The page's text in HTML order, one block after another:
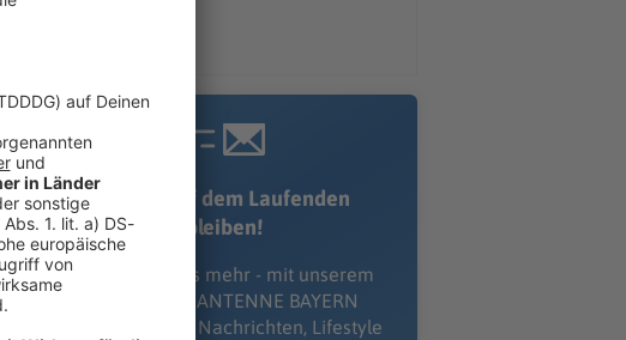
Immer auf dem Laufenden
bleiben!
Verpass' nichts mehr - mit unserem
kostenlosen ANTENNE BAYERN
Newsletter. Ob Nachrichten, Lifestyle